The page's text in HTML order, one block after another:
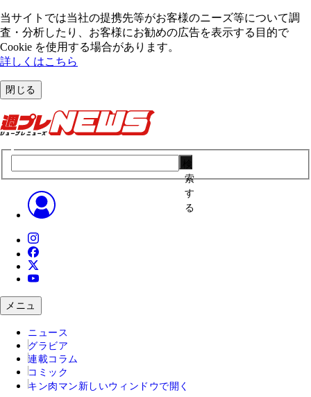
当サイトでは当社の提携先等がお客様のニーズ等について調
査・分析したり、お客様にお勧めの広告を表⽰する⽬的で
Cookie を使⽤する場合があります。
詳しくはこちら
閉じる
索
す
る
メニュ
ニュース
グラビア
連載コラム
コミック
キン肉マン 新しいウィンドウで開く